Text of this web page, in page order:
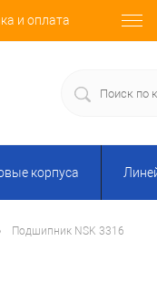
и оплата
корпуса
Подшипник NSK 3316